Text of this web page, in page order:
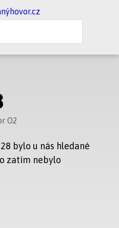
O2
bylo u nás hledané
zatím nebylo